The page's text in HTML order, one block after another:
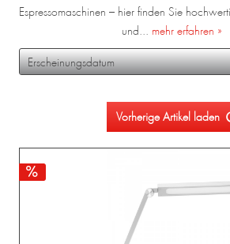
Espressomaschinen – hier finden Sie
und... mehr erfahren »
Vorherige Artikel laden